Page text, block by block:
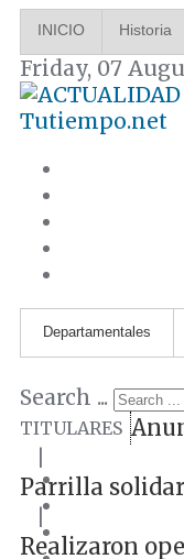
INICIO Historia
Friday, 07
Tutiempo.net
Departamentales
Search ...
TITULARES
Parrilla
|
Realizaron